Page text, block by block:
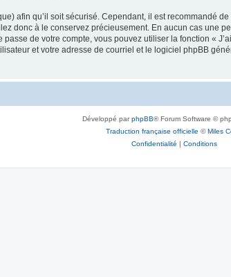
afin qu’il soit sécurisé. Cependant, il est recommandé
donc à le conservez précieusement. En aucun cas une
de votre compte, vous pouvez utiliser la fonction «
et votre adresse de courriel et le logiciel phpBB
Développé parphpBB® Forum Software ©
Traduction française officielle ©Miles
Confidentialité | Conditions